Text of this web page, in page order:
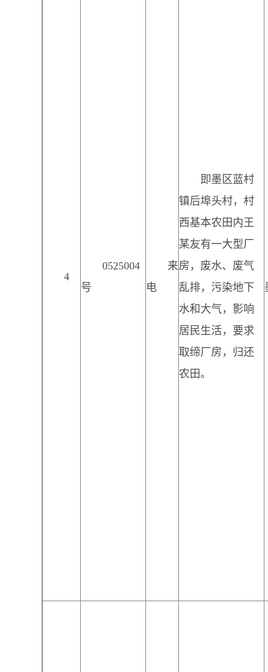
4
0525004
号
来
电
即墨区蓝村
镇后埠头村，村
西基本农田内王
某友有一大型厂
房，废水、废气
乱排，污染地下
水和大气，影响
居民生活，要求
取缔厂房，归还
农田。